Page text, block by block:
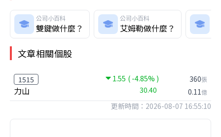
公司小百科
雙鍵做什麼？
公司小百科
艾姆勒做什麼？
文章相關個股
1515 1.55 ( -4.85% )
力山 30.40
360張
0.11億
更新時間：2026-08-07 16:55:10